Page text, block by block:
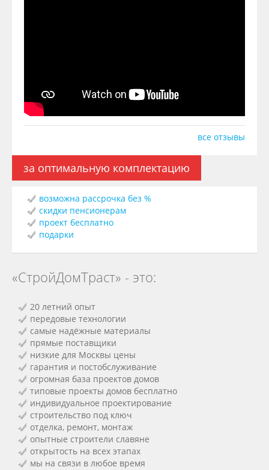
все отзывы
за оптимальную комплектацию
возможна рассрочка без %
скидки пенсионерам
проект бесплатно
подарки
«СтройДомТраст» - это:
20 летний опыт
передовые технологии
самые надёжные материалы
прямые поставщики
низкие для Москвы цены
гарантия и постобслуживание
огромная база проектов домов
типовые проекты домов бесплатно
индивидуальное проектирование
строительство под ключ
отделка, ремонт, монтаж
опытные строители славяне
открытость на всех этапах
мы на связи в любое время